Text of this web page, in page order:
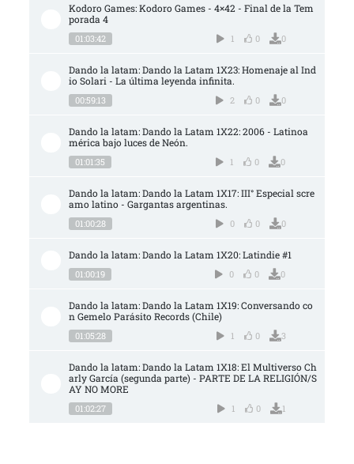
Kodoro Games: Kodoro Games - 4×42 - Final de la Tem
porada 4
01:03:42 1 0 0
Dando la latam: Dando la Latam 1X23: Homenaje al Ind
io Solari - La última leyenda infinita.
00:59:13 2 0 0
Dando la latam: Dando la Latam 1X22: 2006 - Latinoa
mérica bajo luces de Neón.
01:01:35 1 0 0
Dando la latam: Dando la Latam 1X17: III° Especial scre
amo latino - Gargantas argentinas.
01:00:28 0 0 0
Dando la latam: Dando la Latam 1X20: Latindie #1
01:00:19 0 0 0
Dando la latam: Dando la Latam 1X19: Conversando co
n Gemelo Parásito Records (Chile)
01:05:28 1 0 3
Dando la latam: Dando la Latam 1X18: El Multiverso Ch
arly García (segunda parte) - PARTE DE LA RELIGIÓN/S
AY NO MORE
01:02:27 1 0 1